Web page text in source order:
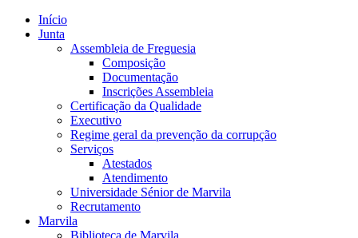
Início
Junta
Assembleia de Freguesia
Composição
Documentação
Inscrições Assembleia
Certificação da Qualidade
Executivo
Regime geral da prevenção da corrupção
Serviços
Atestados
Atendimento
Universidade Sénior de Marvila
Recrutamento
Marvila
Biblioteca de Marvila